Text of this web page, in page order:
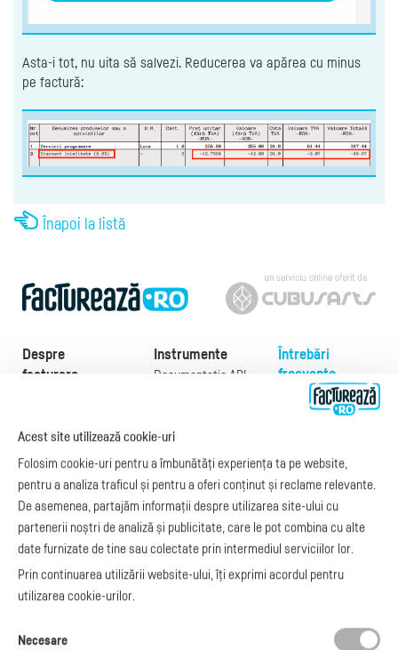
Asta-i tot, nu uita să salvezi. Reducerea va apărea cu minus
pe factură:
Înapoi la listă
Despre
facturare
Exemple de facturi
Model factură
Manual de
facturare
Legislaţie facturi
Facturare online
blog.factureaza.ro
Instrumente
Documentație API
e-Factura B2C
API e-Factura
e-Transport
Integrare Stripe
Integrare
SmartFintech
Integrare PrestaShop
Întrebări
frecvente
Despre noi
ajutor?
Acest site utilizează cookie-uri
Folosim cookie-uri pentru a îmbunătăți experiența ta pe website,
pentru a analiza traficul și pentru a oferi conținut și reclame relevante.
De asemenea, partajăm informații despre utilizarea site-ului cu
partenerii noștri de analiză și publicitate, care le pot combina cu alte
date furnizate de tine sau colectate prin intermediul serviciilor lor.
Prin continuarea utilizării website-ului, îți exprimi acordul pentru
utilizarea cookie-urilor.
Necesare